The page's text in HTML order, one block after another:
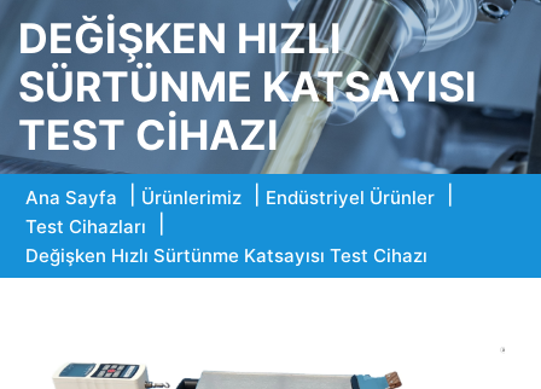
DEĞIŞKEN HIZLI
SÜRTÜNME KATSAYISI
TEST CIHAZI
Ana Sayfa Ürünlerimiz
Endüstriyel Ürünler
Test Cihazları
Değişken Hızlı Sürtünme Katsayısı Test Cihazı